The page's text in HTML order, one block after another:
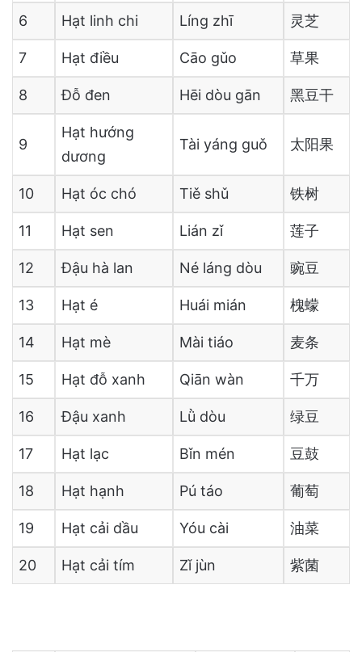
6 Hạt linh chi Líng zhī 灵芝
7 Hạt điều Cāo gǔo 草果
8 Đỗ đen Hēi dòu gān 黑豆干
9
Hạt hướng
dương
Tài yáng guǒ 太阳果
10 Hạt óc chó Tiě shǔ 铁树
11 Hạt sen Lián zǐ 莲子
12 Đậu hà lan Né láng dòu 豌豆
13 Hạt é Huái mián 槐蠓
14 Hạt mè Mài tiáo 麦条
15 Hạt đỗ xanh Qiān wàn 千万
16 Đậu xanh Lǜ dòu 绿豆
17 Hạt lạc Bǐn mén 豆鼓
18 Hạt hạnh Pú táo 葡萄
19 Hạt cải dầu Yóu cài 油菜
20 Hạt cải tím Zǐ jùn 紫菌